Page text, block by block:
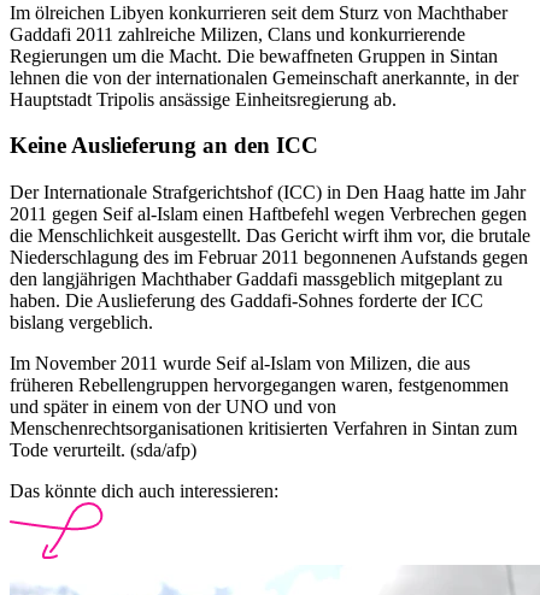
Im ölreichen Libyen konkurrieren seit dem Sturz von Machthaber
Gaddafi 2011 zahlreiche Milizen, Clans und konkurrierende
Regierungen um die Macht. Die bewaffneten Gruppen in Sintan
lehnen die von der internationalen Gemeinschaft anerkannte, in der
Hauptstadt Tripolis ansässige Einheitsregierung ab.
Keine Auslieferung an den ICC
Der Internationale Strafgerichtshof (ICC) in Den Haag hatte im Jahr
2011 gegen Seif al-Islam einen Haftbefehl wegen Verbrechen gegen
die Menschlichkeit ausgestellt. Das Gericht wirft ihm vor, die brutale
Niederschlagung des im Februar 2011 begonnenen Aufstands gegen
den langjährigen Machthaber Gaddafi massgeblich mitgeplant zu
haben. Die Auslieferung des Gaddafi-Sohnes forderte der ICC
bislang vergeblich.
Im November 2011 wurde Seif al-Islam von Milizen, die aus
früheren Rebellengruppen hervorgegangen waren, festgenommen
und später in einem von der UNO und von
Menschenrechtsorganisationen kritisierten Verfahren in Sintan zum
Tode verurteilt. (sda/afp)
Das könnte dich auch interessieren: